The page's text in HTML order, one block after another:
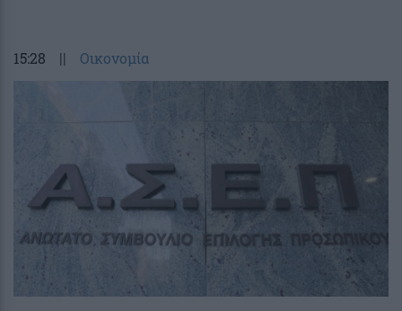
15:28 || Οικονομία